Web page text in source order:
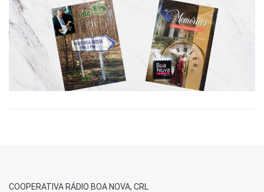
COOPERATIVA RÁDIO BOA NOVA, CRL